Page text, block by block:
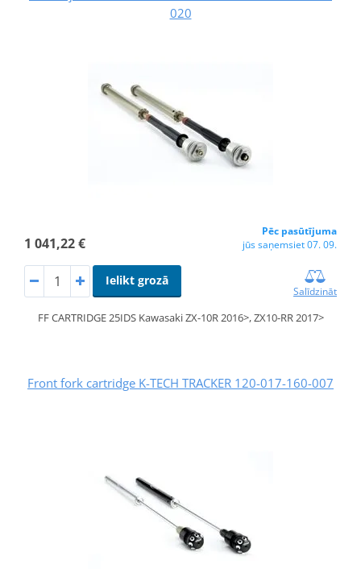
020
1 041,22 €
Pēc pasūtījuma
jūs saņemsiet 07. 09.
Ielikt grozā
Salīdzināt
FF CARTRIDGE 25IDS Kawasaki ZX-10R 2016>, ZX10-RR 2017>
Front fork cartridge K-TECH TRACKER 120-017-160-007